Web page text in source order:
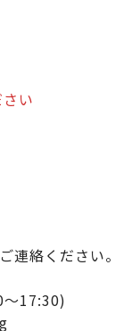
い
連絡ください。
17:30)